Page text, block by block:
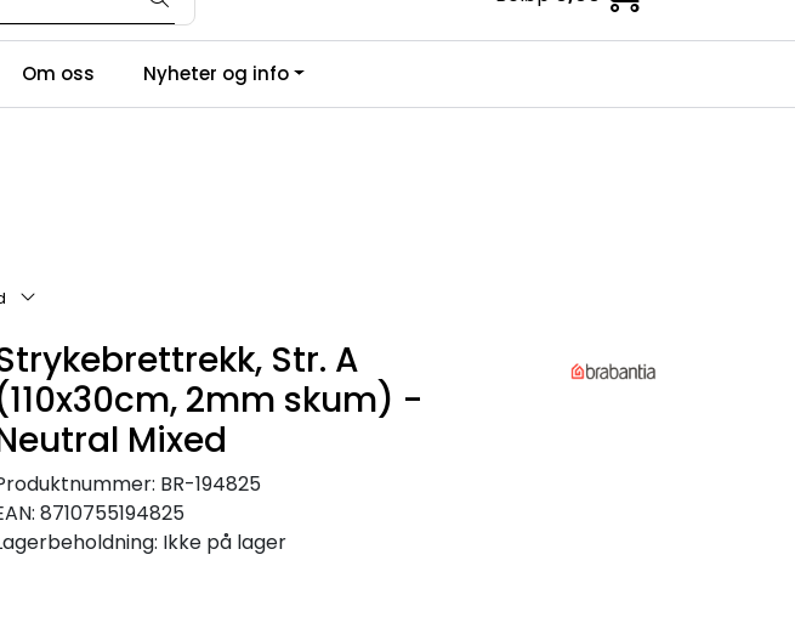
Om oss Nyheter og info
Str. A
2mm skum) -
Mixed
BR-194825
8710755194825
Ikke på lager